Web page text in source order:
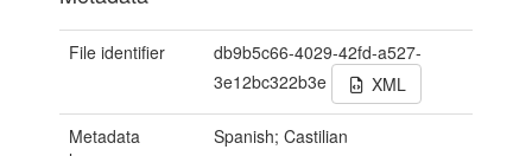
File identifier
db9b5c66-4029-42fd-a527-
3e12bc322b3e
XML
Metadata
Spanish; Castilian